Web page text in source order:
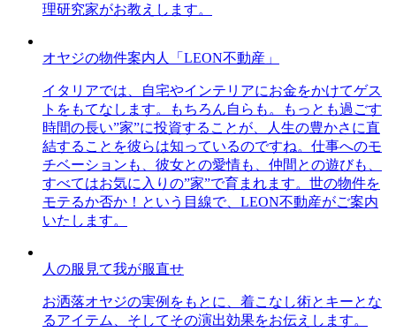
理研究家がお教えします。
オヤジの物件案内人「LEON不動産」
イタリアでは、自宅やインテリアにお金をかけてゲス
トをもてなします。もちろん自らも。もっとも過ごす
時間の長い”家”に投資することが、人生の豊かさに直
結することを彼らは知っているのですね。仕事へのモ
チベーションも、彼女との愛情も、仲間との遊びも、
すべてはお気に入りの”家”で育まれます。世の物件を
モテるか否か！という目線で、LEON不動産がご案内
いたします。
人の服見て我が服直せ
お洒落オヤジの実例をもとに、着こなし術とキーとな
るアイテム、そしてその演出効果をお伝えします。